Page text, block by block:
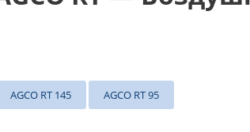
AGCO RT 145 AGCO RT 95